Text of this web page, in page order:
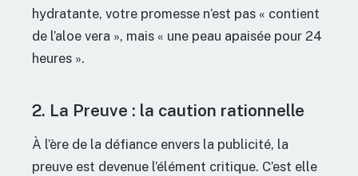
hydratante, votre promesse n’est pas « contient
de l’aloe vera », mais « une peau apaisée pour 24
heures ».
2. La Preuve : la caution rationnelle
À l’ère de la défiance envers la publicité, la
preuve est devenue l’élément critique. C’est elle